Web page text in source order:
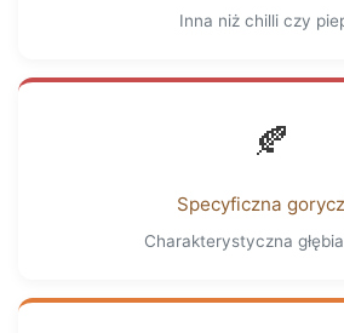
Inna niż chilli czy
🍂
Specyficzna
Charakterystyczna